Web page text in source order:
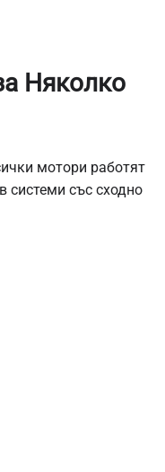
Няколко
мотори работят
системи със сходно